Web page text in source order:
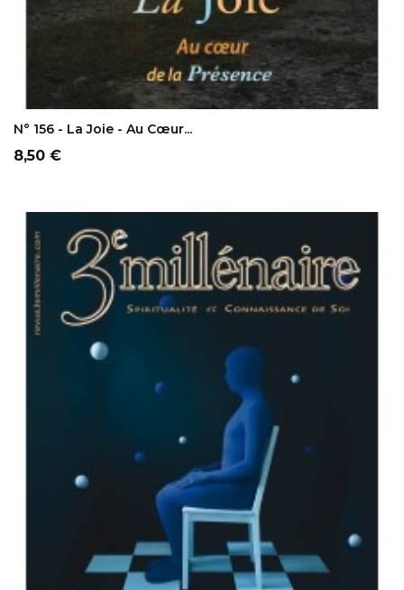
AJOUTER AU PANIER
N° 156 - La Joie - Au Cœur...
Prix
8,50 €